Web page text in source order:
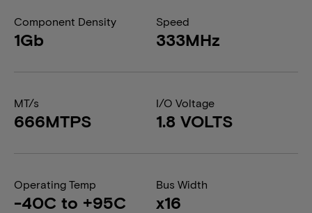
Component Density
1Gb
Speed
333MHz
MT/s
666MTPS
I/O Voltage
1.8 VOLTS
Operating Temp
-40C to +95C
Bus Width
x16